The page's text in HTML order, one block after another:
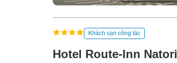
Khách sạn công tác
Hotel Route-Inn Natori